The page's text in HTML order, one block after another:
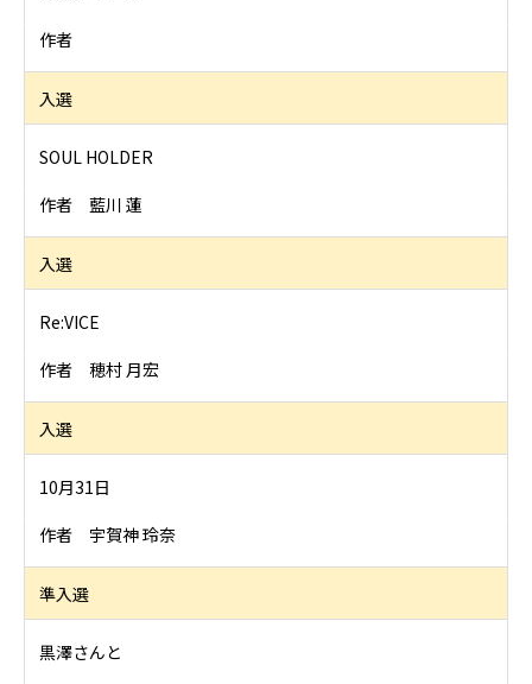
作者
入選
SOUL HOLDER
作者 藍川 蓮
入選
Re:VICE
作者 穂村 月宏
入選
10月31日
作者 宇賀神 玲奈
準入選
黒澤さんと